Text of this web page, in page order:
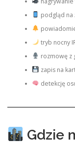
podgląd
tryb nocny
rozmowę z
zapis na
detekcję
Gdzie